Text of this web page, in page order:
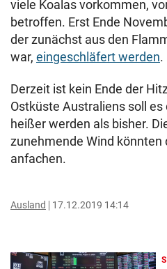
viele Koalas vorkommen,
betroffen. Erst Ende
der zunächst aus den
war, eingeschläfert werden.
Derzeit ist kein Ende der
Ostküste Australiens soll es
heißer werden als bisher.
zunehmende Wind könnten
anfachen.
Ausland 17.12.2019 14:14